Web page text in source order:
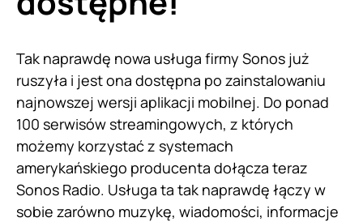
Tak naprawdę nowa usługa firmy Sonos już
ruszyła i jest ona dostępna po zainstalowaniu
najnowszej wersji aplikacji mobilnej. Do ponad
100 serwisów streamingowych, z których
możemy korzystać z systemach
amerykańskiego producenta dołącza teraz
Sonos Radio. Usługa ta tak naprawdę łączy w
sobie zarówno muzykę, wiadomości, informacje